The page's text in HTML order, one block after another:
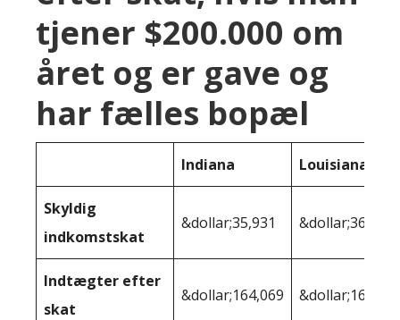
tjener $200.000 om
året og er gave og
har fælles bopæl
Indiana Louisiana
Skyldig
indkomstskat
&dollar;35,931 &dollar;36,491
Indtægter efter
skat
&dollar;164,069